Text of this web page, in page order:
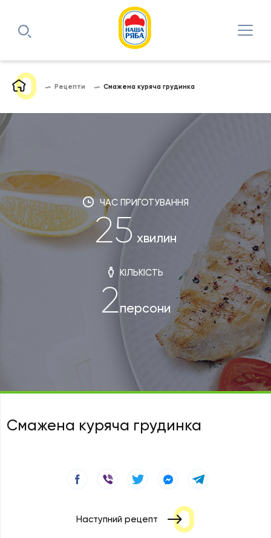
Рецепти Смажена куряча грудинка
ЧАС ПРИГОТУВАННЯ
25 хвилин
КІЛЬКІСТЬ
2персони
Смажена куряча грудинка
Наступний рецепт